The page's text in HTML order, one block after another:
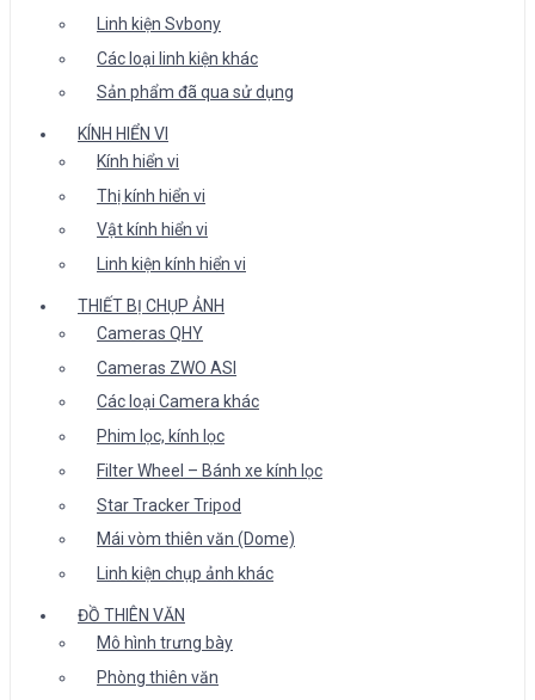
Linh kiện Svbony
Các loại linh kiện khác
Sản phẩm đã qua sử dụng
KÍNH HIỂN VI
Kính hiển vi
Thị kính hiển vi
Vật kính hiển vi
Linh kiện kính hiển vi
THIẾT BỊ CHỤP ẢNH
Cameras QHY
Cameras ZWO ASI
Các loại Camera khác
Phim lọc, kính lọc
Filter Wheel – Bánh xe kính lọc
Star Tracker Tripod
Mái vòm thiên văn (Dome)
Linh kiện chụp ảnh khác
ĐỒ THIÊN VĂN
Mô hình trưng bày
Phòng thiên văn